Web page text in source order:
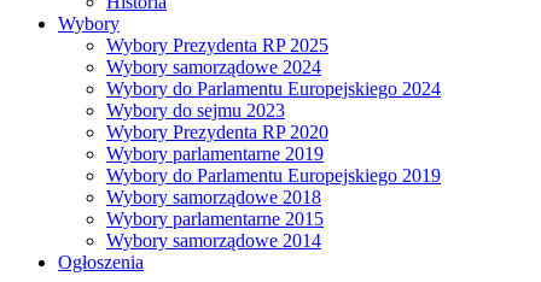
Wybory
Wybory Prezydenta RP 2025
Wybory samorządowe 2024
Wybory do Parlamentu Europejskiego 2024
Wybory do sejmu 2023
Wybory Prezydenta RP 2020
Wybory parlamentarne 2019
Wybory do Parlamentu Europejskiego 2019
Wybory samorządowe 2018
Wybory parlamentarne 2015
Wybory samorządowe 2014
Ogłoszenia